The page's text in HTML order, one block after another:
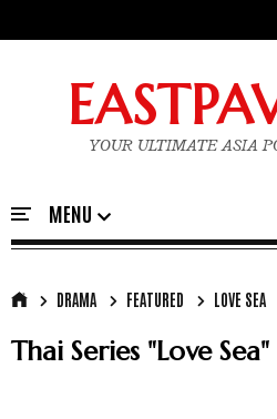
YOUR ULTIMATE ASIA
DRAMA FEATURED LOVE SEA
Thai Series "Love